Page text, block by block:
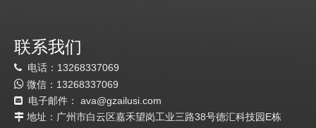
联系我们
 电话：13268337069
 微信： 13268337069
 电子邮件： ava@gzailusi.com
 地址：广州市白云区嘉禾望岗工业三路38号德汇科技园E栋